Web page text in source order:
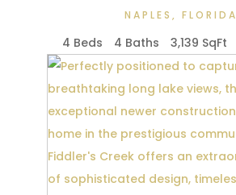
NAPLES , FLORIDA
4 Beds 4 Baths 3,139 SqFt